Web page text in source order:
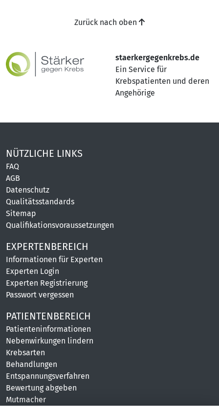
staerkergegenkrebs.de
Ein Service für
Krebspatienten und deren
Angehörige
Zurück nach oben
NÜTZLICHE LINKS
FAQ
AGB
Datenschutz
Qualitätsstandards
Sitemap
Qualifikationsvoraussetzungen
EXPERTENBEREICH
Informationen für Experten
Experten Login
Experten Registrierung
Passwort vergessen
PATIENTENBEREICH
Patienteninformationen
Nebenwirkungen lindern
Krebsarten
Behandlungen
Entspannungsverfahren
Bewertung abgeben
Mutmacher